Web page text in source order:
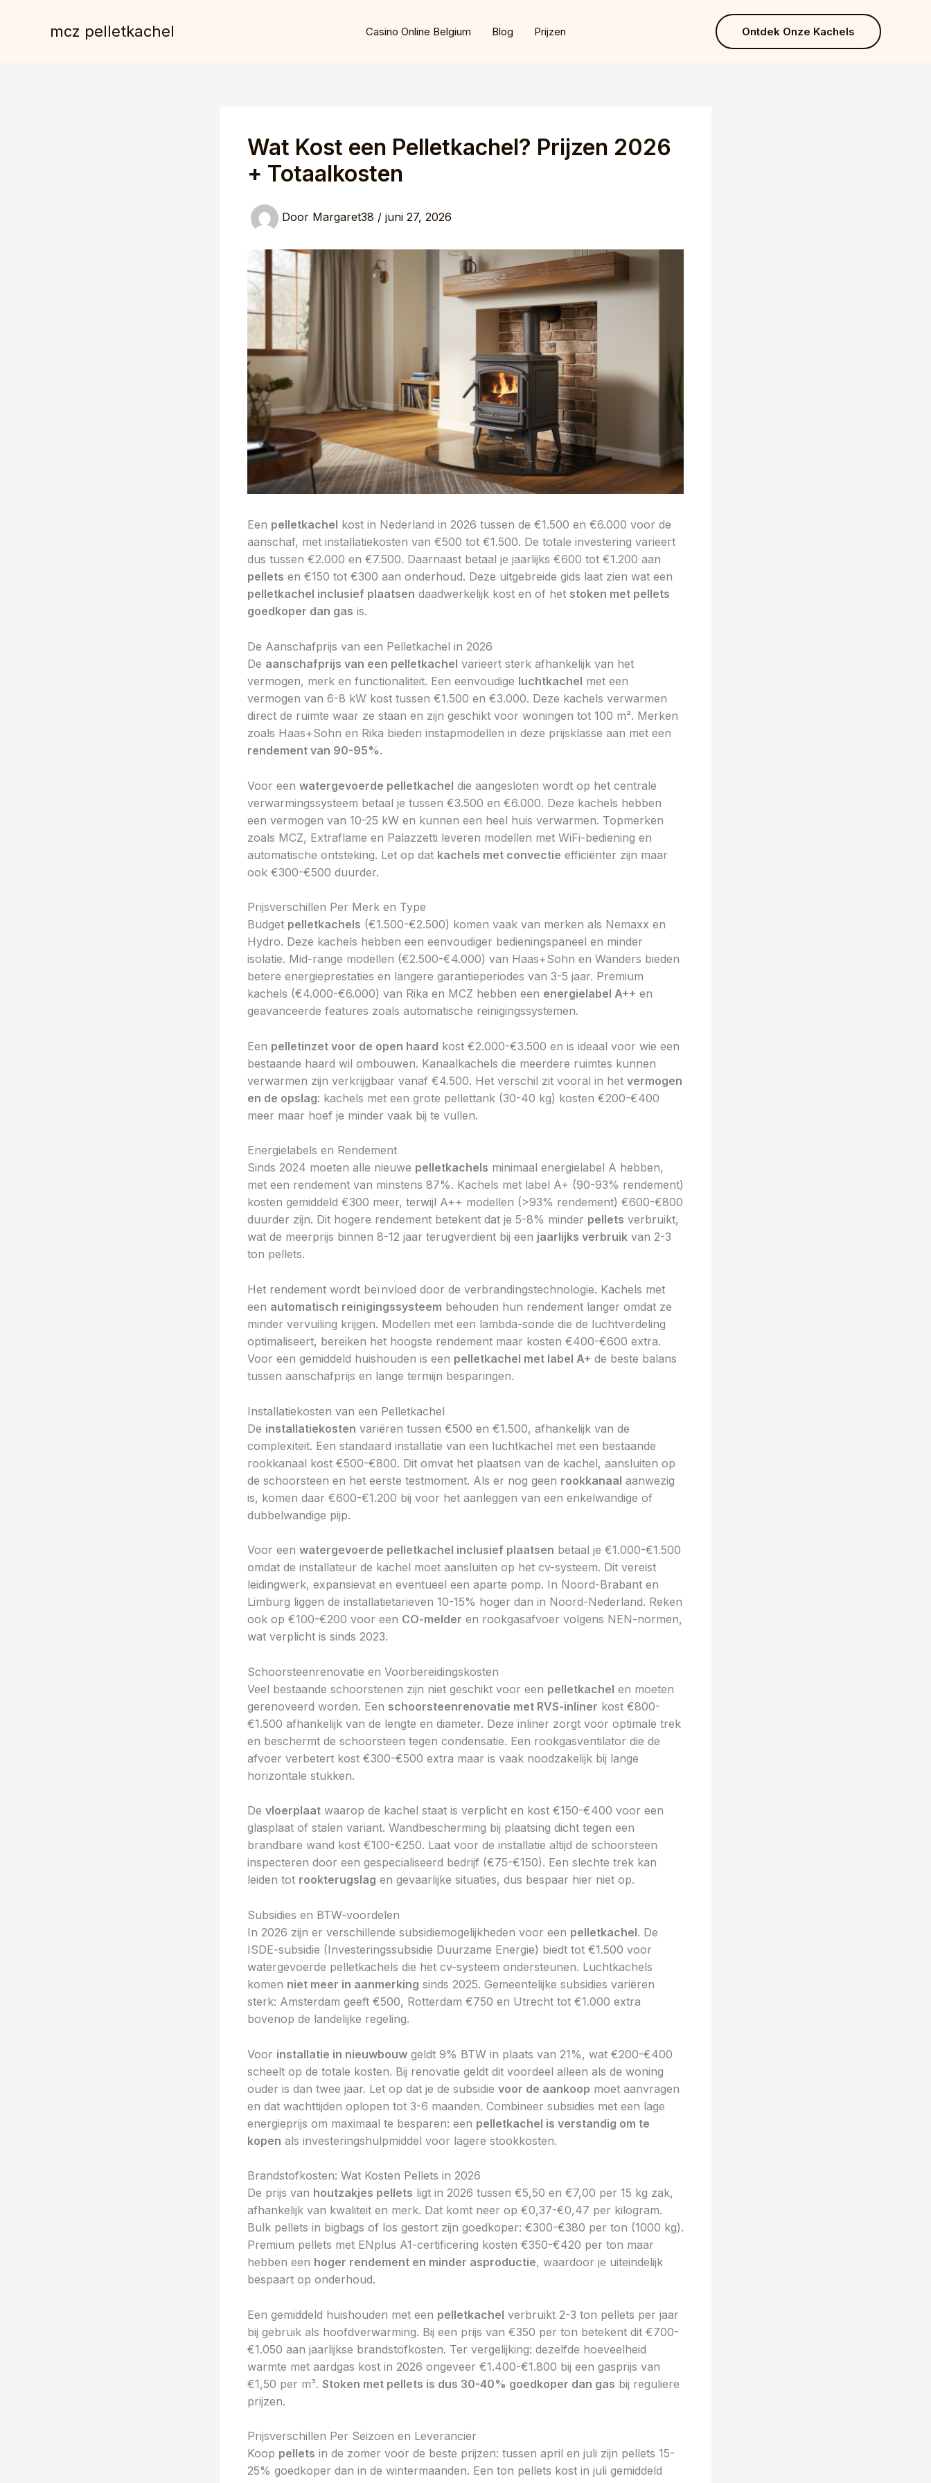
mcz pelletkachel Casino Online Belgium Blog Prijzen Ontdek Onze Kachels
Wat Kost een Pelletkachel? Prijzen 2026
+ Totaalkosten
Door Margaret38 / juni 27, 2026
Een pelletkachel kost in Nederland in 2026 tussen de €1.500 en €6.000 voor de
aanschaf, met installatiekosten van €500 tot €1.500. De totale investering varieert
dus tussen €2.000 en €7.500. Daarnaast betaal je jaarlijks €600 tot €1.200 aan
pellets en €150 tot €300 aan onderhoud. Deze uitgebreide gids laat zien wat een
pelletkachel inclusief plaatsen daadwerkelijk kost en of het stoken met pellets
goedkoper dan gas is.
De Aanschafprijs van een Pelletkachel in 2026
De aanschafprijs van een pelletkachel varieert sterk afhankelijk van het
vermogen, merk en functionaliteit. Een eenvoudige luchtkachel met een
vermogen van 6-8 kW kost tussen €1.500 en €3.000. Deze kachels verwarmen
direct de ruimte waar ze staan en zijn geschikt voor woningen tot 100 m². Merken
zoals Haas+Sohn en Rika bieden instapmodellen in deze prijsklasse aan met een
rendement van 90-95%.
Voor een watergevoerde pelletkachel die aangesloten wordt op het centrale
verwarmingssysteem betaal je tussen €3.500 en €6.000. Deze kachels hebben
een vermogen van 10-25 kW en kunnen een heel huis verwarmen. Topmerken
zoals MCZ, Extraflame en Palazzetti leveren modellen met WiFi-bediening en
automatische ontsteking. Let op dat kachels met convectie efficiënter zijn maar
ook €300-€500 duurder.
Prijsverschillen Per Merk en Type
Budget pelletkachels (€1.500-€2.500) komen vaak van merken als Nemaxx en
Hydro. Deze kachels hebben een eenvoudiger bedieningspaneel en minder
isolatie. Mid-range modellen (€2.500-€4.000) van Haas+Sohn en Wanders bieden
betere energieprestaties en langere garantieperiodes van 3-5 jaar. Premium
kachels (€4.000-€6.000) van Rika en MCZ hebben een energielabel A++ en
geavanceerde features zoals automatische reinigingssystemen.
Een pelletinzet voor de open haard kost €2.000-€3.500 en is ideaal voor wie een
bestaande haard wil ombouwen. Kanaalkachels die meerdere ruimtes kunnen
verwarmen zijn verkrijgbaar vanaf €4.500. Het verschil zit vooral in het vermogen
en de opslag: kachels met een grote pellettank (30-40 kg) kosten €200-€400
meer maar hoef je minder vaak bij te vullen.
Energielabels en Rendement
Sinds 2024 moeten alle nieuwe pelletkachels minimaal energielabel A hebben,
met een rendement van minstens 87%. Kachels met label A+ (90-93% rendement)
kosten gemiddeld €300 meer, terwijl A++ modellen (>93% rendement) €600-€800
duurder zijn. Dit hogere rendement betekent dat je 5-8% minder pellets verbruikt,
wat de meerprijs binnen 8-12 jaar terugverdient bij een jaarlijks verbruik van 2-3
ton pellets.
Het rendement wordt beïnvloed door de verbrandingstechnologie. Kachels met
een automatisch reinigingssysteem behouden hun rendement langer omdat ze
minder vervuiling krijgen. Modellen met een lambda-sonde die de luchtverdeling
optimaliseert, bereiken het hoogste rendement maar kosten €400-€600 extra.
Voor een gemiddeld huishouden is een pelletkachel met label A+ de beste balans
tussen aanschafprijs en lange termijn besparingen.
Installatiekosten van een Pelletkachel
De installatiekosten variëren tussen €500 en €1.500, afhankelijk van de
complexiteit. Een standaard installatie van een luchtkachel met een bestaande
rookkanaal kost €500-€800. Dit omvat het plaatsen van de kachel, aansluiten op
de schoorsteen en het eerste testmoment. Als er nog geen rookkanaal aanwezig
is, komen daar €600-€1.200 bij voor het aanleggen van een enkelwandige of
dubbelwandige pijp.
Voor een watergevoerde pelletkachel inclusief plaatsen betaal je €1.000-€1.500
omdat de installateur de kachel moet aansluiten op het cv-systeem. Dit vereist
leidingwerk, expansievat en eventueel een aparte pomp. In Noord-Brabant en
Limburg liggen de installatietarieven 10-15% hoger dan in Noord-Nederland. Reken
ook op €100-€200 voor een CO-melder en rookgasafvoer volgens NEN-normen,
wat verplicht is sinds 2023.
Schoorsteenrenovatie en Voorbereidingskosten
Veel bestaande schoorstenen zijn niet geschikt voor een pelletkachel en moeten
gerenoveerd worden. Een schoorsteenrenovatie met RVS-inliner kost €800-
€1.500 afhankelijk van de lengte en diameter. Deze inliner zorgt voor optimale trek
en beschermt de schoorsteen tegen condensatie. Een rookgasventilator die de
afvoer verbetert kost €300-€500 extra maar is vaak noodzakelijk bij lange
horizontale stukken.
De vloerplaat waarop de kachel staat is verplicht en kost €150-€400 voor een
glasplaat of stalen variant. Wandbescherming bij plaatsing dicht tegen een
brandbare wand kost €100-€250. Laat voor de installatie altijd de schoorsteen
inspecteren door een gespecialiseerd bedrijf (€75-€150). Een slechte trek kan
leiden tot rookterugslag en gevaarlijke situaties, dus bespaar hier niet op.
Subsidies en BTW-voordelen
In 2026 zijn er verschillende subsidiemogelijkheden voor een pelletkachel. De
ISDE-subsidie (Investeringssubsidie Duurzame Energie) biedt tot €1.500 voor
watergevoerde pelletkachels die het cv-systeem ondersteunen. Luchtkachels
komen niet meer in aanmerking sinds 2025. Gemeentelijke subsidies variëren
sterk: Amsterdam geeft €500, Rotterdam €750 en Utrecht tot €1.000 extra
bovenop de landelijke regeling.
Voor installatie in nieuwbouw geldt 9% BTW in plaats van 21%, wat €200-€400
scheelt op de totale kosten. Bij renovatie geldt dit voordeel alleen als de woning
ouder is dan twee jaar. Let op dat je de subsidie voor de aankoop moet aanvragen
en dat wachttijden oplopen tot 3-6 maanden. Combineer subsidies met een lage
energieprijs om maximaal te besparen: een pelletkachel is verstandig om te
kopen als investeringshulpmiddel voor lagere stookkosten.
Brandstofkosten: Wat Kosten Pellets in 2026
De prijs van houtzakjes pellets ligt in 2026 tussen €5,50 en €7,00 per 15 kg zak,
afhankelijk van kwaliteit en merk. Dat komt neer op €0,37-€0,47 per kilogram.
Bulk pellets in bigbags of los gestort zijn goedkoper: €300-€380 per ton (1000 kg).
Premium pellets met ENplus A1-certificering kosten €350-€420 per ton maar
hebben een hoger rendement en minder asproductie, waardoor je uiteindelijk
bespaart op onderhoud.
Een gemiddeld huishouden met een pelletkachel verbruikt 2-3 ton pellets per jaar
bij gebruik als hoofdverwarming. Bij een prijs van €350 per ton betekent dit €700-
€1.050 aan jaarlijkse brandstofkosten. Ter vergelijking: dezelfde hoeveelheid
warmte met aardgas kost in 2026 ongeveer €1.400-€1.800 bij een gasprijs van
€1,50 per m³. Stoken met pellets is dus 30-40% goedkoper dan gas bij reguliere
prijzen.
Prijsverschillen Per Seizoen en Leverancier
Koop pellets in de zomer voor de beste prijzen: tussen april en juli zijn pellets 15-
25% goedkoper dan in de wintermaanden. Een ton pellets kost in juli gemiddeld